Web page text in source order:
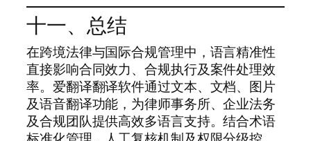
十一、总结
在跨境法律与国际合规管理中，语言精准性
直接影响合同效力、合规执行及案件处理效
率。爱翻译翻译软件通过文本、文档、图片
及语音翻译功能，为律师事务所、企业法务
及合规团队提供高效多语言支持。结合术语